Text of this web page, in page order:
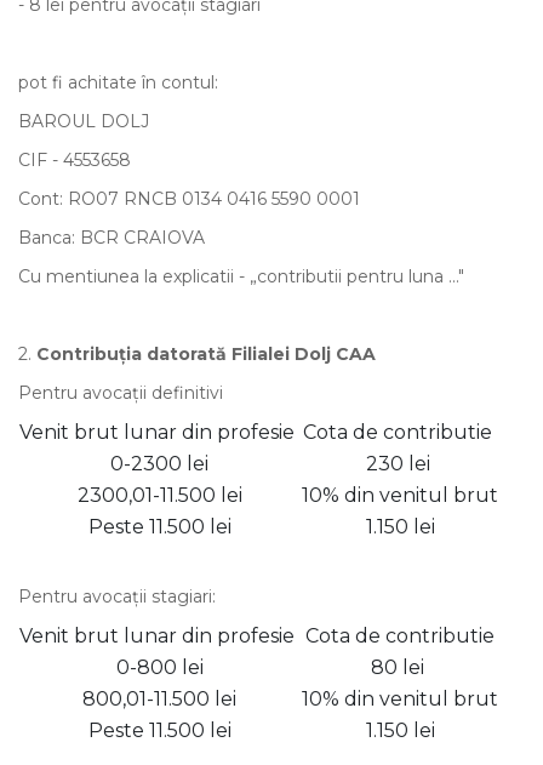
- 8 lei pentru avocaţii stagiari
pot fi achitate în contul:
BAROUL DOLJ
CIF - 4553658
Cont: RO07 RNCB 0134 0416 5590 0001
Banca: BCR CRAIOVA
Cu mentiunea la explicatii - „contributii pentru luna ..."
2. Contribuţia datorată Filialei Dolj CAA
Pentru avocaţii definitivi
Venit brut lunar din profesie Cota de contributie
0-2300 lei
230 lei
2300,01-11.500 lei
10% din venitul brut
Peste 11.500 lei
1.150 lei
Pentru avocaţii stagiari:
Venit brut lunar din profesie Cota de contributie
0-800 lei
80 lei
800,01-11.500 lei
10% din venitul brut
Peste 11.500 lei
1.150 lei